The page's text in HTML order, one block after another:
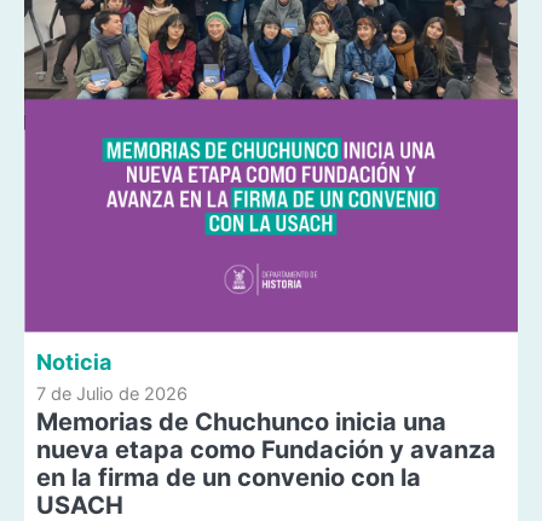
Noticia
7 de Julio de 2026
Memorias de Chuchunco inicia una
nueva etapa como Fundación y avanza
en la firma de un convenio con la
USACH